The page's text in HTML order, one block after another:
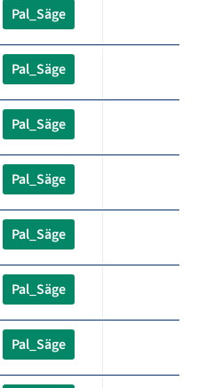
Pal_Säge
Pal_Säge
Pal_Säge
Pal_Säge
Pal_Säge
Pal_Säge
Pal_Säge